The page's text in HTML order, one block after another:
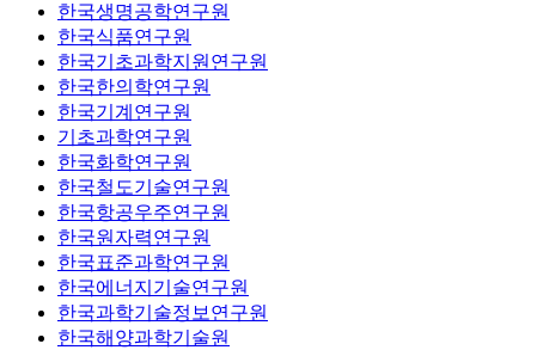
한국생명공학연구원
한국식품연구원
한국기초과학지원연구원
한국한의학연구원
한국기계연구원
기초과학연구원
한국화학연구원
한국철도기술연구원
한국항공우주연구원
한국원자력연구원
한국표준과학연구원
한국에너지기술연구원
한국과학기술정보연구원
한국해양과학기술원